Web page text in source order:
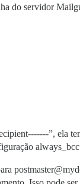
do servidor
”, ela